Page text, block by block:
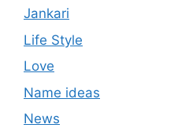
Jankari
Life Style
Love
Name ideas
News